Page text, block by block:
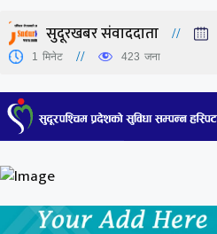
सुदूरखबर संवाददाता
1 मिनेट 423 जना